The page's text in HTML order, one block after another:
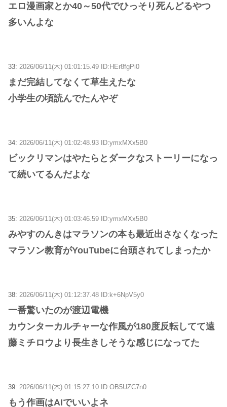
エロ漫画家とか40～50代でひっそり死んどるやつ
多いんよな
33: 2026/06/11(木) 01:01:15.49 ID:HEr8fgPi0
まだ完結してなくて草生えたな
小学生の頃読んでたんやぞ
34: 2026/06/11(木) 01:02:48.93 ID:ymxMXx5B0
ビックリマンはやたらとダークなストーリーになっ
て続いてるんだよな
35: 2026/06/11(木) 01:03:46.59 ID:ymxMXx5B0
みやすのんきはマラソンの本も最近出さなくなった
マラソン教育がYouTubeに台頭されてしまったか
38: 2026/06/11(木) 01:12:37.48 ID:k+6NpV5y0
一番驚いたのが渡辺電機
カウンターカルチャーな作風が180度反転してて遠
藤ミチロウより長生きしそうな感じになってた
39: 2026/06/11(木) 01:15:27.10 ID:OB5UZC7n0
もう作画はAIでいいよネ